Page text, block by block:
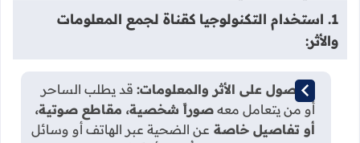
1. استخدام التكنولوجيا كقناة لجمع المعلومات
والأثر:
الحصول على الأثر والمعلومات: قد يطلب الساحر
أو من يتعامل معه صوراً شخصية، مقاطع صوتية،
أو تفاصيل خاصة عن الضحية عبر الهاتف أو وسائل